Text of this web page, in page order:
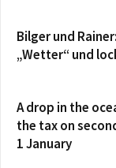
Bilger und
„Wetter“ und
A drop in the
the tax on
1 January